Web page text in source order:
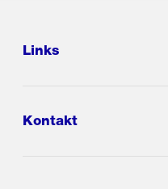
Links
Kontakt